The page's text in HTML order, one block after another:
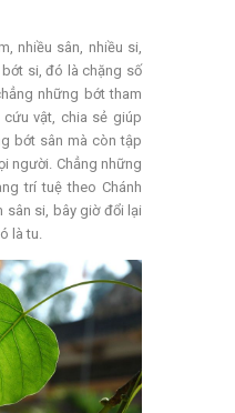
nhiều sân, nhiều si,
si, đó là chặng số
những bớt tham
vật, chia sẻ giúp
bớt sân mà còn tập
người. Chẳng những
trí tuệ theo Chánh
sân si, bây giờ đổi lại
là tu.